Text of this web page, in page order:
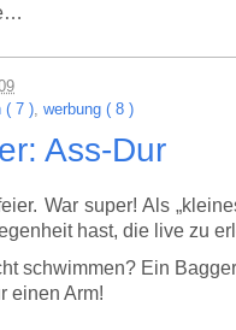
( 7 ) werbung ( 8 )
Ass-Dur
War super! Als
hast, die live zu
schwimmen? Ein
einen Arm!